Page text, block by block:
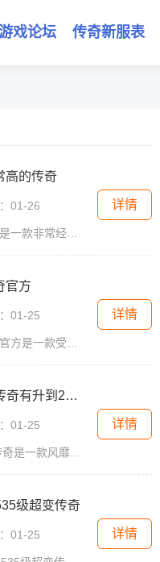
戏论坛 传奇新服表
高的传奇
01-26 详情
官方
01-25 详情
3c游戏传奇有升到200级的没
01-25 详情
级超变传奇
01-25 详情